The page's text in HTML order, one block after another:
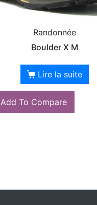
Randonnée
Boulder X M
Lire la suite
Add To Compare